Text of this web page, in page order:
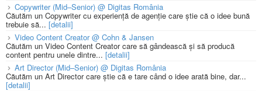
Copywriter (Mid–Senior) @ Digitas România
Căutăm un Copywriter cu experiență de agenție care știe că o idee bună
trebuie să... [detalii]
Video Content Creator @ Cohn & Jansen
Căutăm un Video Content Creator care să gândească și să producă
content pentru unele dintre... [detalii]
Art Director (Mid–Senior) @ Digitas România
Căutăm un Art Director care știe că e tare când o idee arată bine, dar...
[detalii]